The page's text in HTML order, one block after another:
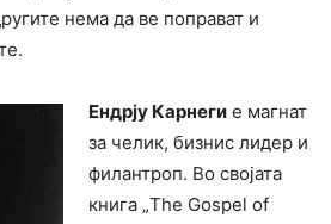
нема да ве поправат и
Ендрју Карнеги е магнат
за челик, бизнис лидер и
филантроп. Во својата
книга „The Gospel of